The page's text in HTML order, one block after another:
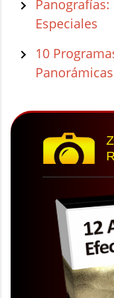
Especiales
10
Panorámicas